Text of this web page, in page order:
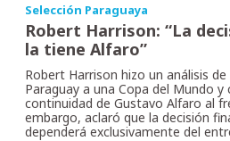
Selección Paraguaya
Robert Harrison: “La
la tiene Alfaro”
Robert Harrison hizo un análisis
Paraguay a una Copa del Mundo
continuidad de Gustavo Alfaro al
embargo, aclaró que la decisión
dependerá exclusivamente del